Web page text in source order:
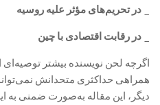
_ در تحریم‌های مؤثر علیه روسیه
_ در رقابت اقتصادی با چین
اگرچه لحن نویسنده بیشتر توصیه‌ای
همراهی حداکثری متحدانش
دیگر، این مقاله به‌صورت ضمنی به